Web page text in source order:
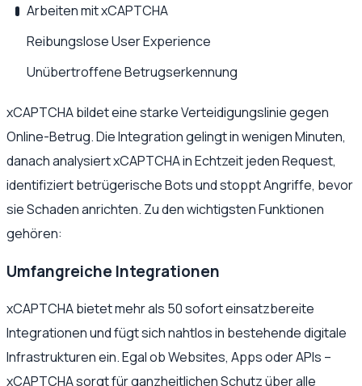
Arbeiten mit xCAPTCHA
Reibungslose User Experience
Unübertroffene Betrugserkennung
xCAPTCHA bildet eine starke Verteidigungslinie gegen
Online-Betrug. Die Integration gelingt in wenigen Minuten,
danach analysiert xCAPTCHA in Echtzeit jeden Request,
identifiziert betrügerische Bots und stoppt Angriffe, bevor
sie Schaden anrichten. Zu den wichtigsten Funktionen
gehören:
Umfangreiche Integrationen
xCAPTCHA bietet mehr als 50 sofort einsatzbereite
Integrationen und fügt sich nahtlos in bestehende digitale
Infrastrukturen ein. Egal ob Websites, Apps oder APIs –
xCAPTCHA sorgt für ganzheitlichen Schutz über alle